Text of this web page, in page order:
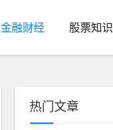
金融财经 股票知识
热门文章